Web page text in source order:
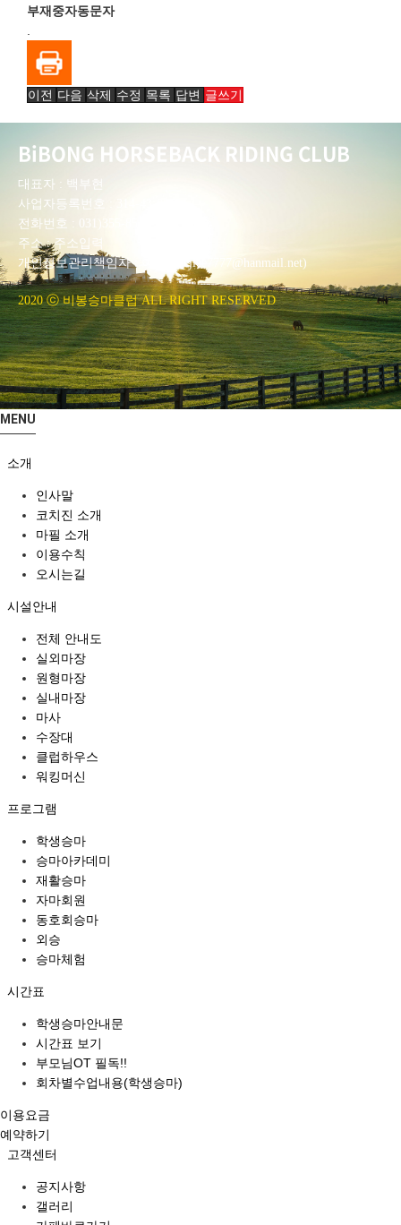
부재중자동문자
이전 다음 삭제 수정 목록 답변 글쓰기
BiBONG HORSEBACK RIDING CLUB
대표자 : 백부현
사업자등록번호 : 314-43-00551
전화번호 : 031)355-8518
주소 : 주소입력
개인정보관리책임자 : 이은정(ejlee7777@hanmail.net)
2020 ⓒ 비봉승마클럽 ALL RIGHT RESERVED
MENU
소개
인사말
코치진 소개
마필 소개
이용수칙
오시는길
시설안내
전체 안내도
실외마장
원형마장
실내마장
마사
수장대
클럽하우스
워킹머신
프로그램
학생승마
승마아카데미
재활승마
자마회원
동호회승마
외승
승마체험
시간표
학생승마안내문
시간표 보기
부모님OT 필독!!
회차별수업내용(학생승마)
이용요금
예약하기
고객센터
공지사항
갤러리